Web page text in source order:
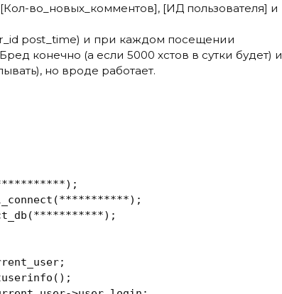
во_новых_комментов], [ИД пользователя] и
post_time) и при каждом посещении
конечно (а если 5000 хстов в сутки будет) и
но вроде работает.